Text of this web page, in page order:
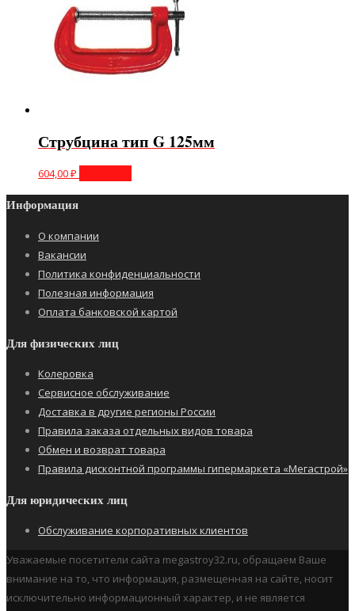
Струбцина тип G 125мм
604,00₽
Информация
О компании
Вакансии
Политика конфиденциальности
Полезная информация
Оплата банковской картой
Для физических лиц
Колеровка
Сервисное обслуживание
Доставка в другие регионы России
Правила заказа отдельных видов товара
Обмен и возврат товара
Правила дисконтной программы гипермаркета «Мегастрой»
Для юридических лиц
Обслуживание корпоративных клиентов
Уважаемые посетители сайта megastroy32.ru, обращаем Ваше
внимание на то, что информация, размещенная на сайте, носит
исключительно информационный характер, и не является